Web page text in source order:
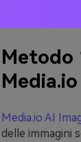
Metodo
Media.io AI
delle immagini